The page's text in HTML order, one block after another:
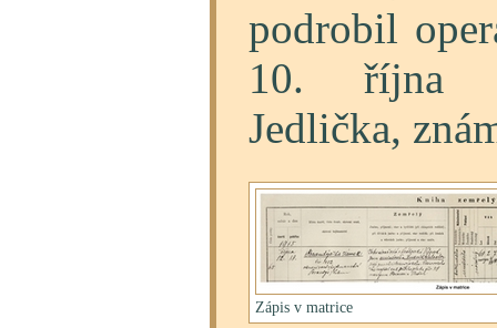
podrobil
10. října
Jedlička,
Zápis v matrice